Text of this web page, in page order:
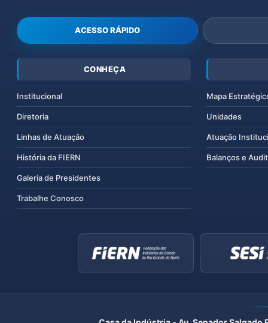
ACESSO RÁPIDO
CONHEÇA
Institucional
Diretoria
Linhas de Atuação
História da FIERN
Galeria de Presidentes
Trabalhe Conosco
Mapa
Unidades
Atuação
Balanços e